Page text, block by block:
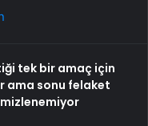
tek bir amaç için
ama sonu felaket